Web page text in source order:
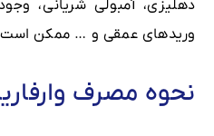
دهلیزی، آمبولی شریانی،
وریدهای عمقی و … ممکن ‌است
نحوه مصرف